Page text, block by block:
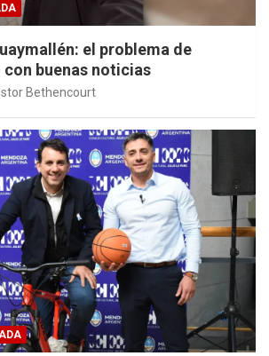
el problema de
buenas noticias
Bethencourt